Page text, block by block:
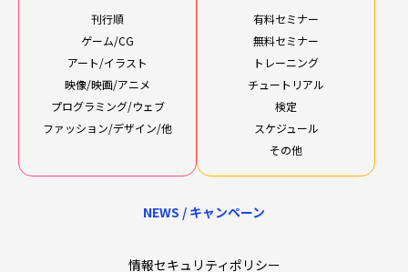
刊行順
ゲーム/CG
アート/イラスト
映像/映画/アニメ
プログラミング/ウェブ
ファッション/デザイン/他
有料セミナー
無料セミナー
トレーニング
チュートリアル
検定
スケジュール
その他
NEWS / キャンペーン
情報セキュリティポリシー